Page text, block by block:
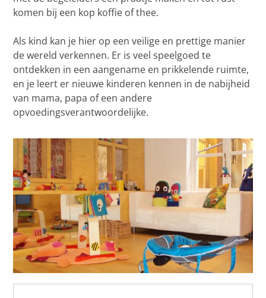
komen bij een kop koffie of thee.
Als kind kan je hier op een veilige en prettige manier
de wereld verkennen. Er is veel speelgoed te
ontdekken in een aangename en prikkelende ruimte,
en je leert er nieuwe kinderen kennen in de nabijheid
van mama, papa of een andere
opvoedingsverantwoordelijke.